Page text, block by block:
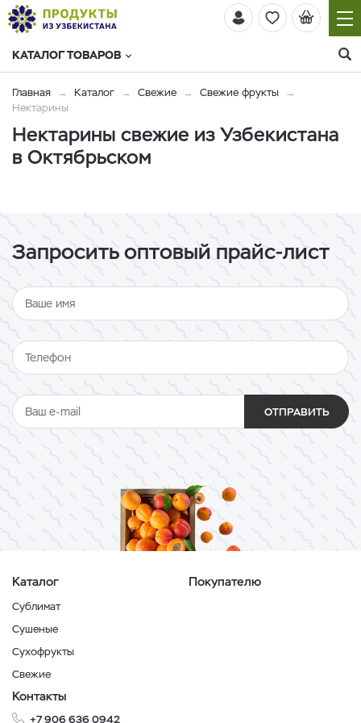
КАТАЛОГ ТОВАРОВ
Главная Каталог Свежие
Свежие фрукты
Нектарины
Нектарины свежие из Узбекистана
в Октябрьском
Запросить оптовый прайс-лист
ОТПРАВИТЬ
Каталог
Сублимат
Сушеные
Сухофрукты
Свежие
Покупателю
Контакты
+7 906 636 0942